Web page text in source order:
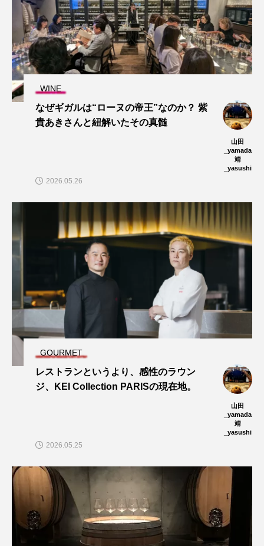
WINE
なぜギガルは“ローヌの帝王”なのか？ 紫
貴あきさんと紐解いたその真髄
山田
_yamada
靖
_yasushi
2026.05.26
GOURMET
レストランというより、感性のラウン
ジ、KEI Collection PARISの現在地。
山田
_yamada
靖
_yasushi
2026.05.25